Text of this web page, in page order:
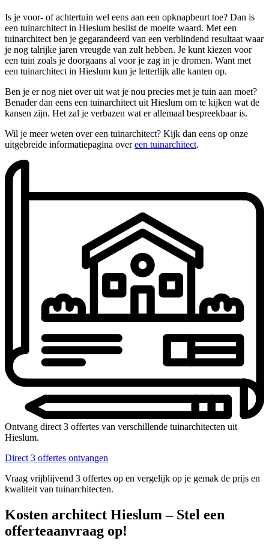
Is je voor- of achtertuin wel eens aan een opknapbeurt toe? Dan is
een tuinarchitect in Hieslum beslist de moeite waard. Met een
tuinarchitect ben je gegarandeerd van een verblindend resultaat waar
je nog talrijke jaren vreugde van zult hebben. Je kunt kiezen voor
een tuin zoals je doorgaans al voor je zag in je dromen. Want met
een tuinarchitect in Hieslum kun je letterlijk alle kanten op.
Ben je er nog niet over uit wat je nou precies met je tuin aan moet?
Benader dan eens een tuinarchitect uit Hieslum om te kijken wat de
kansen zijn. Het zal je verbazen wat er allemaal bespreekbaar is.
Wil je meer weten over een tuinarchitect? Kijk dan eens op onze
uitgebreide informatiepagina overeen tuinarchitect.
Ontvang direct 3 offertes van verschillende tuinarchitecten uit
Hieslum.
Direct 3 offertes ontvangen
Vraag vrijblijvend 3 offertes op en vergelijk op je gemak de prijs en
kwaliteit van tuinarchitecten.
Kosten architect Hieslum – Stel een
offerteaanvraag op!